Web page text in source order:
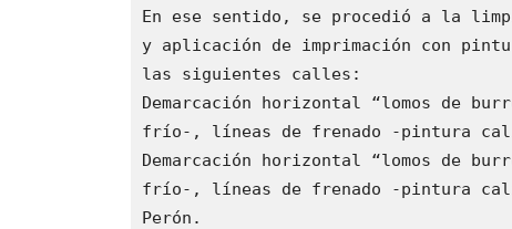
En ese sentido, se procedió a la
y aplicación de imprimación con
las siguientes calles:
Demarcación horizontal “lomos de
frío-, líneas de frenado -pintura
Demarcación horizontal “lomos de
frío-, líneas de frenado -pintura
Perón.